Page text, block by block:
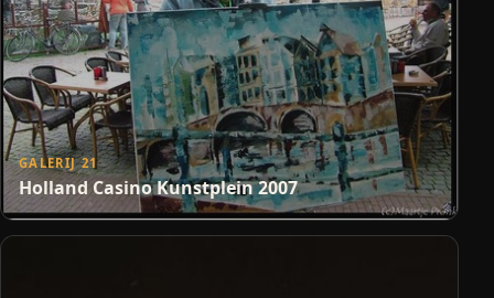
GALERIJ 21
Holland Casino Kunstplein 2007